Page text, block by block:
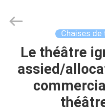
MAISON
PRODUITS
Chongqing
Aireach
Chaises
Le théâtre
assied/